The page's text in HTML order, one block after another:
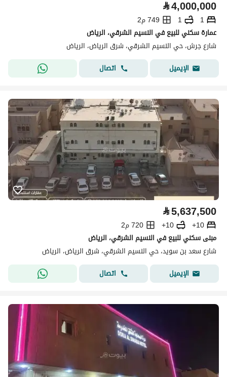
⃁4,000,000
1
1
749 م2
عمارة سكني للبيع في النسيم الشرقي، الرياض
شارع جرش، حي النسيم الشرقي، شرق الرياض، الرياض
الإيميل
اتصال
⃁5,637,500
10+
10+
720 م2
مبنى سكني للبيع في النسيم الشرقي، الرياض
شارع سعد بن سويد، حي النسيم الشرقي، شرق الرياض، الرياض
الإيميل
اتصال